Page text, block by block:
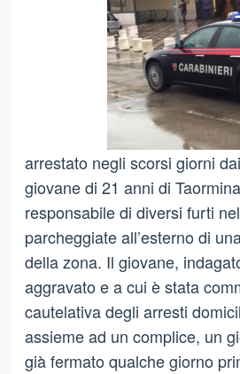
arrestato negli scorsi giorni
giovane di 21 anni di
responsabile di diversi furti
parcheggiate all’esterno di
della zona. Il giovane,
aggravato e a cui è stata
cautelativa degli arresti
assieme ad un complice, un
già fermato qualche giorno